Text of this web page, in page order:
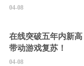
硬擦封的好！
04-08
在线突破五年内新
带动游戏复苏！
04-08